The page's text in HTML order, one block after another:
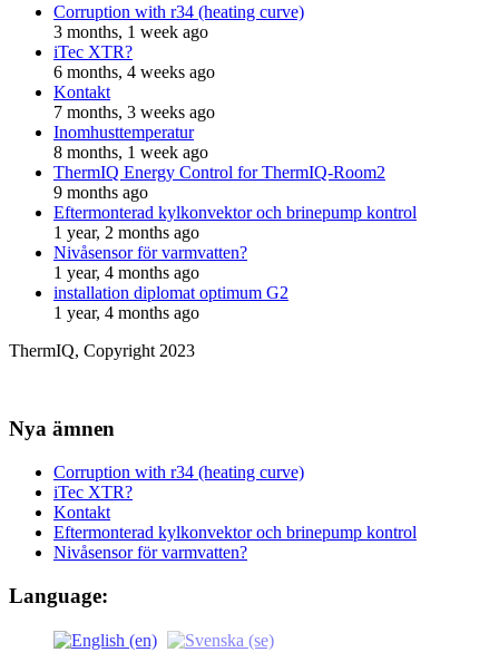
Corruption with r34 (heating curve)
3 months, 1 week ago
iTec XTR?
6 months, 4 weeks ago
Kontakt
7 months, 3 weeks ago
Inomhusttemperatur
8 months, 1 week ago
ThermIQ Energy Control for ThermIQ-Room2
9 months ago
Eftermonterad kylkonvektor och brinepump kontrol
1 year, 2 months ago
Nivåsensor för varmvatten?
1 year, 4 months ago
installation diplomat optimum G2
1 year, 4 months ago
ThermIQ, Copyright 2023
Nya ämnen
Corruption with r34 (heating curve)
iTec XTR?
Kontakt
Eftermonterad kylkonvektor och brinepump kontrol
Nivåsensor för varmvatten?
Language: